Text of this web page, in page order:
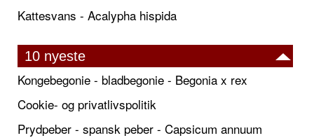
Kattesvans - Acalypha hispida
10 nyeste
Kongebegonie - bladbegonie - Begonia x rex
Cookie- og privatlivspolitik
Prydpeber - spansk peber - Capsicum annuum